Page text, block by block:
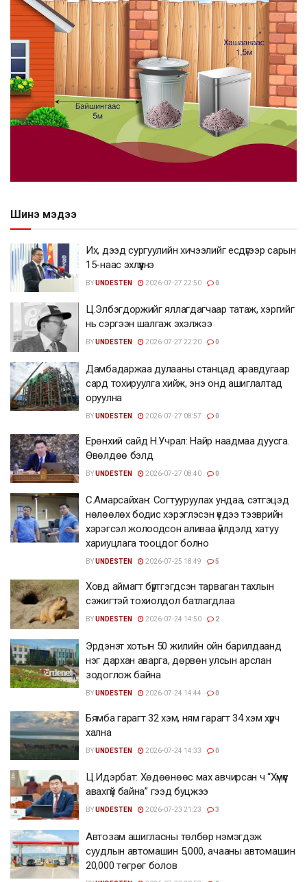
Шинэ мэдээ
Их, дээд сургуулийн хичээлийг есдүгээр сарын
15-наас эхлүүлнэ
BYUNDESTEN 2026-07-27 22:50 0
Ц.Элбэгдоржийг яллагдагчаар татаж, хэргийг
нь сэргээн шалгаж эхэлжээ
BYUNDESTEN 2026-07-27 22:20 0
Дамбадаржаа дулааны станцад аравдугаар
сард тохируулга хийж, энэ онд ашиглалтад
оруулна
BYUNDESTEN 2026-07-27 08:57 0
Ерөнхий сайд Н.Учрал: Найр наадмаа дуусга.
Өвөлдөө бэлд
BYUNDESTEN 2026-07-27 08:40 0
С.Амарсайхан: Согтууруулах ундаа, сэтгэцэд
нөлөөлөх бодис хэрэглэсэн үедээ тээврийн
хэрэгсэл жолоодсон аливаа үйлдэлд хатуу
хариуцлага тооцдог болно
BYUNDESTEN 2026-07-25 18:49 5
Ховд аймагт бүртгэгдсэн тарваган тахлын
сэжигтэй тохиолдол батлагдлаа
BYUNDESTEN 2026-07-24 14:50 2
Эрдэнэт хотын 50 жилийн ойн барилдаанд
нэг дархан аварга, дөрвөн улсын арслан
зодоглож байна
BYUNDESTEN 2026-07-24 14:44 0
Бямба гарагт 32 хэм, ням гарагт 34 хэм хүрч
хална
BYUNDESTEN 2026-07-24 14:33 0
Ц.Идэрбат: Хөдөөнөөс мах авчирсан ч “Хүмүүс
авахгүй байна” гээд буцжээ
BYUNDESTEN 2026-07-23 21:23 3
Автозам ашигласны төлбөр нэмэгдэж
суудлын автомашин 5,000, ачааны автомашин
20,000 төгрөг болов